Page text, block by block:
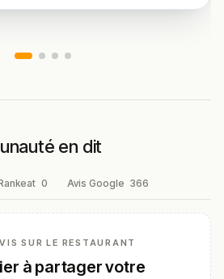
en dit
0 Avis Google 366
SUR LE RESTAURANT
à partager votre